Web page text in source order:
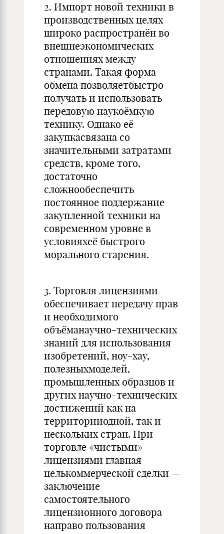
2. Импорт новой техники в
производственных целях
широко распространён во
внешнеэкономических
отношениях между
странами. Такая форма
обмена позволяетбыстро
получать и использовать
передовую наукоёмкую
технику. Однако её
закупкасвязана со
значительными затратами
средств, кроме того,
достаточно
сложнообеспечить
постоянное поддержание
закупленной техники на
современном уровне в
условияхеё быстрого
морального старения.
3. Торговля лицензиями
обеспечивает передачу прав
и необходимого
объёманаучно-технических
знаний для использования
изобретений, ноу-хау,
полезныхмоделей,
промышленных образцов и
других научно-технических
достижений как на
территорииодной, так и
нескольких стран. При
торговле «чистыми»
лицензиями главная
целькоммерческой сделки —
заключение
самостоятельного
лицензионного договора
направо пользования